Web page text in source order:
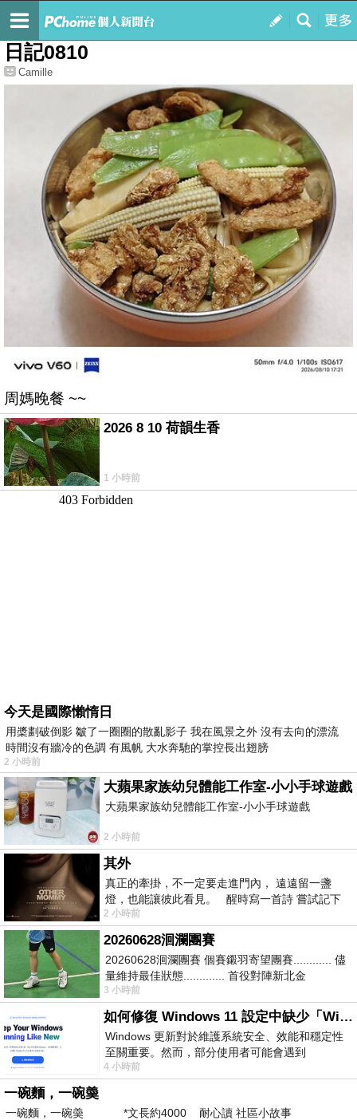
我的
最新文章
日記0810
Camille
周媽晚餐 ~~
2026 8 10 荷韻生香
1 小時前
今天是國際懶惰日
用槳劃破倒影 皺了一圈圈的散亂影子 我在風景之外 沒有去向的漂流
時間沒有牆冷的色調 有風帆 大水奔馳的掌控長出翅膀
2 小時前
大蘋果家族幼兒體能工作室-小小手球遊戲
大蘋果家族幼兒體能工作室-小小手球遊戲
2 小時前
其外
真正的牽掛，不一定要走進門內， 遠遠留一盞
燈，也能讓彼此看見。 醒時寫一首詩 嘗試記下
寂寞 卻只能記下它的附屬物 原
2 小時前
20260628洄瀾團賽
20260628洄瀾團賽 個賽鎩羽寄望團賽............ 儘
量維持最佳狀態............. 首役對陣新北金
龍............. 跨境群
3 小時前
如何修復 Windows 11 設定中缺少「Windows 更新」？
Windows 更新對於維護系統安全、效能和穩定性
至關重要。然而，部分使用者可能會遇到
Windows 11 設定應用程式中缺少「Windows 更
新」
4 小時前
一碗麵，一碗羮
一碗麵，一碗羮 *文長約4000 耐心讀 社區小故事